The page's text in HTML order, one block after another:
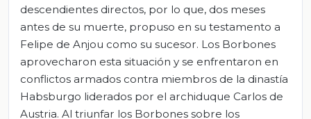
descendientes directos, por lo que, dos meses
antes de su muerte, propuso en su testamento a
Felipe de Anjou como su sucesor. Los Borbones
aprovecharon esta situación y se enfrentaron en
conflictos armados contra miembros de la dinastía
Habsburgo liderados por el archiduque Carlos de
Austria. Al triunfar los Borbones sobre los